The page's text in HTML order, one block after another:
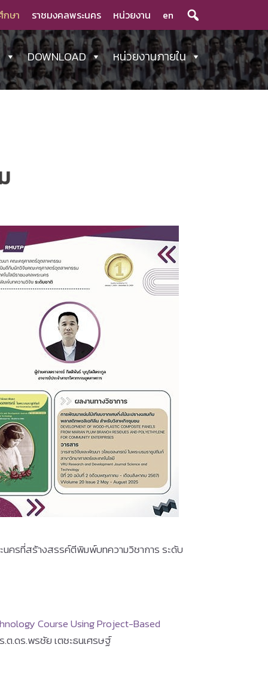
ษา ราชมงคลพระนคร หน่วยงาน en
DOWNLOAD หน่วยงานภายใน
ครที่สร้างสรรค์ตีพิมพ์บทความวิชาการ ระดับ
Course Using Project-Based
.ต.ดร.พรชัย เตชะธนเศรษฐ์